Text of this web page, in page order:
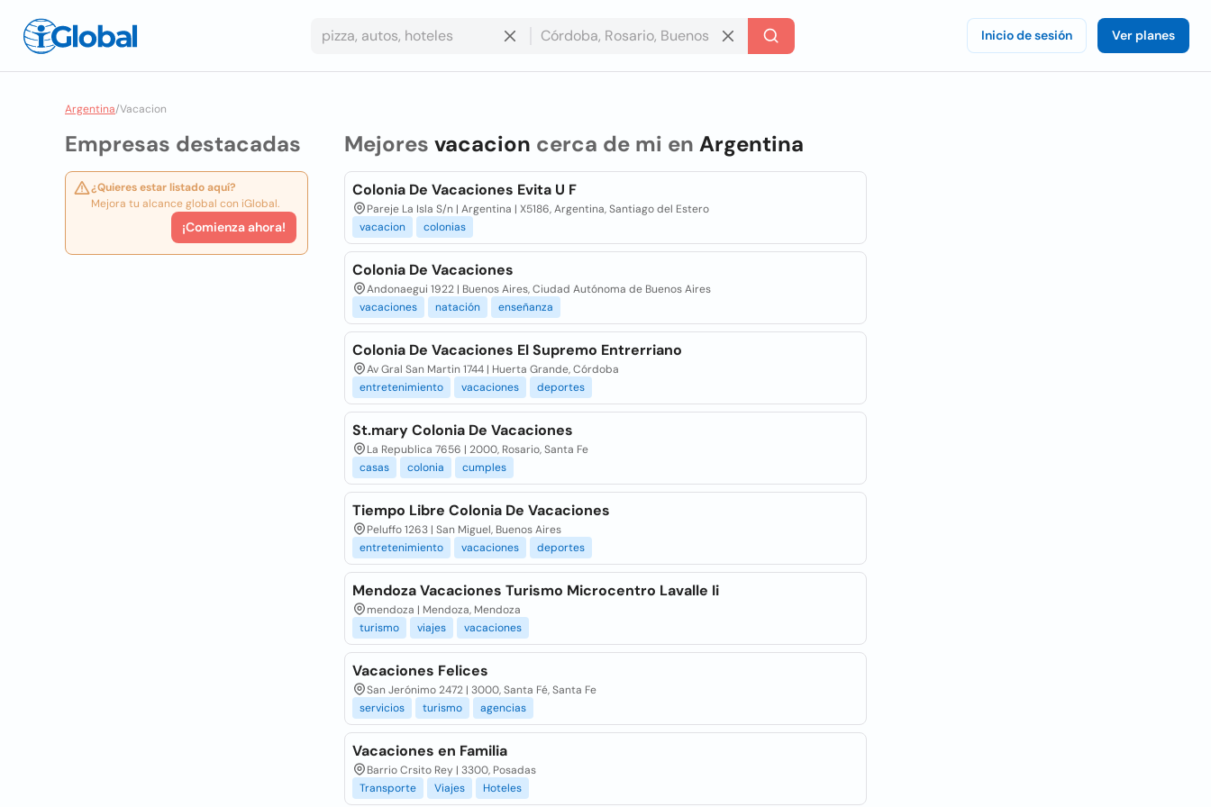
Inicio de sesión Ver planes
Argentina/Vacacion
Empresas destacadas
¿Quieres estar listado aquí?
Mejora tu alcance global con iGlobal.
¡Comienza ahora!
Mejores vacacion cerca de mi en Argentina
Colonia De Vacaciones Evita U F
Pareje La Isla S/n | Argentina | X5186, Argentina, Santiago del Estero
vacacion
colonias
Colonia De Vacaciones
Andonaegui 1922 | Buenos Aires, Ciudad Autónoma de Buenos Aires
vacaciones
natación enseñanza
Colonia De Vacaciones El Supremo Entrerriano
Av Gral San Martin 1744 | Huerta Grande, Córdoba
entretenimiento
vacaciones deportes
St.mary Colonia De Vacaciones
La Republica 7656 | 2000, Rosario, Santa Fe
casas
colonia cumples
Tiempo Libre Colonia De Vacaciones
Peluffo 1263 | San Miguel, Buenos Aires
entretenimiento
vacaciones deportes
Mendoza Vacaciones Turismo Microcentro Lavalle Ii
mendoza | Mendoza, Mendoza
turismo
viajes vacaciones
Vacaciones Felices
San Jerónimo 2472 | 3000, Santa Fé, Santa Fe
servicios
turismo agencias
Vacaciones en Familia
Barrio Crsito Rey | 3300, Posadas
Transporte
Viajes Hoteles